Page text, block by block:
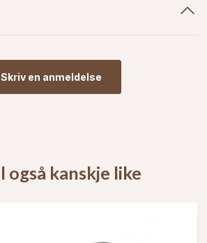
Skriv en anmeldelse
også kanskje like